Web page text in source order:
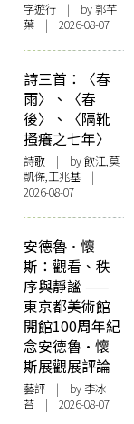
字遊行 | by 郭芊
葉 | 2026-08-07
詩三首：〈春
雨〉、〈春
後〉、〈隔靴
搔癢之七年〉
詩歌 | by 飲江,莫
凱傑,王兆基 |
2026-08-07
安德魯·懷
斯：觀看、秩
序與靜謐 ——
東京都美術館
開館100周年紀
念安德魯·懷
斯展觀展評論
藝評 | by 李冰
苔 | 2026-08-07